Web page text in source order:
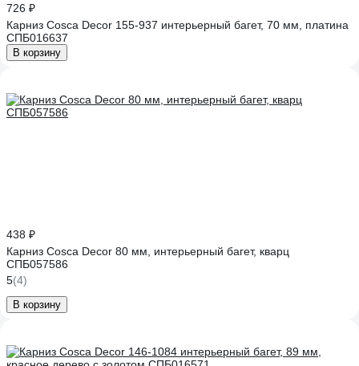
726 ₽
Карниз Cosca Decor 155-937 интерьерный багет, 70 мм, платина
СПБ016637
В корзину
438 ₽
Карниз Cosca Decor 80 мм, интерьерный багет, кварц
СПБ057586
5(4)
В корзину